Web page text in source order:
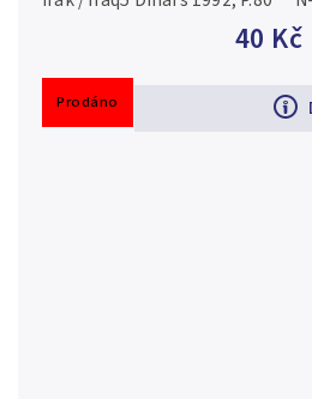
40 Kč
Prodáno